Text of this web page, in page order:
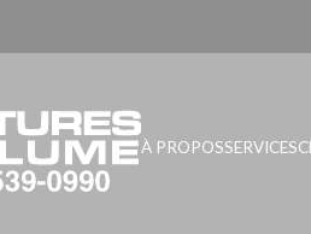
À PROPOSSERVICES